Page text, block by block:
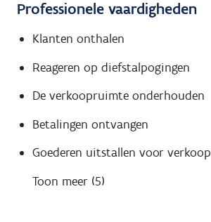
Professionele vaardigheden
Klanten onthalen
Reageren op diefstalpogingen
De verkoopruimte onderhouden
Betalingen ontvangen
Goederen uitstallen voor verkoop
Toon meer (5)